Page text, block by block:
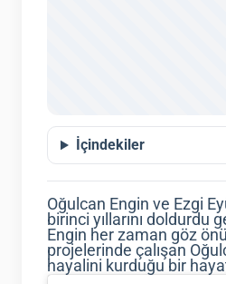
İçindekiler
Oğulcan Engin ve Ezgi
birinci yıllarını doldurdu
Engin her zaman göz
projelerinde çalışan
hayalini kurduğu bir